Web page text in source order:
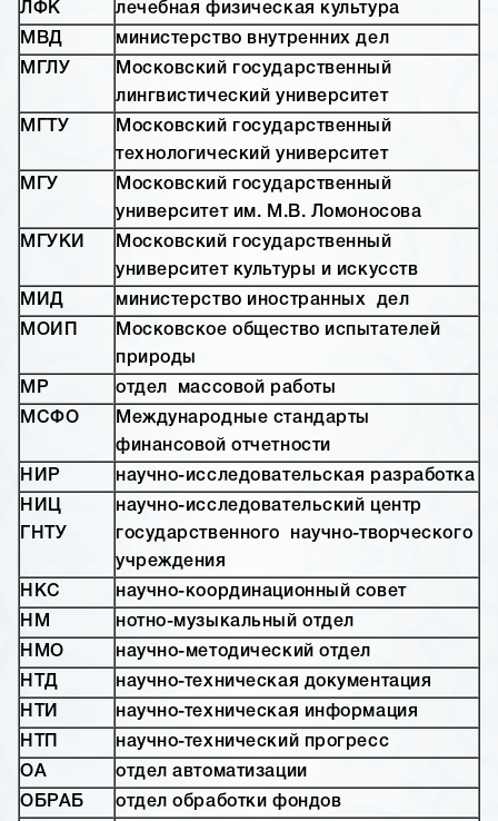
ЛФК
лечебная физическая культура
МВД
министерство внутренних дел
МГЛУ
Московский государственный
лингвистический университет
МГТУ
Московский государственный
технологический университет
МГУ
Московский государственный
университет им. М.В. Ломоносова
МГУКИ
Московский государственный
университет культуры и искусств
МИД
министерство иностранных дел
МОИП
Московское общество испытателей
природы
МР
отдел массовой работы
МСФО
Международные стандарты
финансовой отчетности
НИР
научно-исследовательская разработка
НИЦ
ГНТУ
научно-исследовательский центр
государственного научно-творческого
учреждения
НКС
научно-координационный совет
НМ
нотно-музыкальный отдел
НМО
научно-методический отдел
НТД
научно-техническая документация
НТИ
научно-техническая информация
НТП
научно-технический прогресс
ОА
отдел автоматизации
ОБРАБ
отдел обработки фондов